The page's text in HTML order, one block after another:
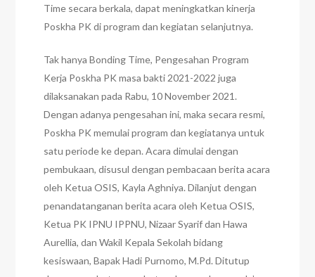
Time secara berkala, dapat meningkatkan kinerja
Poskha PK di program dan kegiatan selanjutnya.
Tak hanya Bonding Time, Pengesahan Program
Kerja Poskha PK masa bakti 2021-2022 juga
dilaksanakan pada Rabu, 10 November 2021.
Dengan adanya pengesahan ini, maka secara resmi,
Poskha PK memulai program dan kegiatanya untuk
satu periode ke depan. Acara dimulai dengan
pembukaan, disusul dengan pembacaan berita acara
oleh Ketua OSIS, Kayla Aghniya. Dilanjut dengan
penandatanganan berita acara oleh Ketua OSIS,
Ketua PK IPNU IPPNU, Nizaar Syarif dan Hawa
Aurellia, dan Wakil Kepala Sekolah bidang
kesiswaan, Bapak Hadi Purnomo, M.Pd. Ditutup